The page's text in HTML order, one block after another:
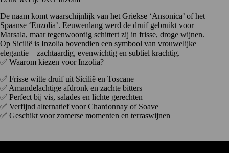
De naam komt waarschijnlijk van het Griekse ‘Ansonica’ of het
Spaanse ‘Enzolia’. Eeuwenlang werd de druif gebruikt voor
Marsala, maar tegenwoordig schittert zij in frisse, droge wijnen.
Op Sicilië is Inzolia bovendien een symbool van vrouwelijke
elegantie – zachtaardig, evenwichtig en subtiel krachtig.
✅ Waarom kiezen voor Inzolia?
✅ Frisse witte druif uit Sicilië en Toscane
✅ Amandelachtige afdronk en zachte bitters
✅ Perfect bij vis, salades en lichte gerechten
✅ Verfijnd alternatief voor Chardonnay of Soave
✅ Geschikt voor zomerse momenten en terraswijnen